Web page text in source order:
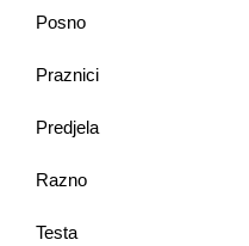
Posno
Praznici
Predjela
Razno
Testa